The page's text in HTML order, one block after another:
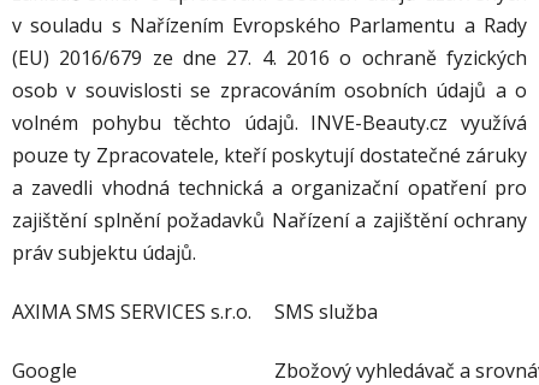
v souladu s Nařízením Evropského Parlamentu a Rady
(EU) 2016/679 ze dne 27. 4. 2016 o ochraně fyzických
osob v souvislosti se zpracováním osobních údajů a o
volném pohybu těchto údajů. INVE-Beauty.cz využívá
pouze ty Zpracovatele, kteří poskytují dostatečné záruky
a zavedli vhodná technická a organizační opatření pro
zajištění splnění požadavků Nařízení a zajištění ochrany
práv subjektu údajů.
AXIMA SMS SERVICES s.r.o. SMS služba
Google Zbožový vyhledávač a